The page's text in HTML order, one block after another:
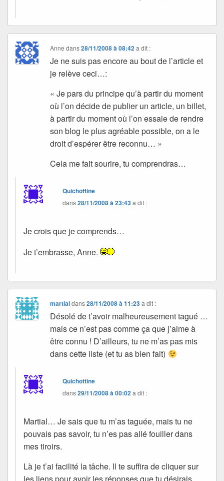
Anne dans28/11/2008 à 08:42 a dit :
Je ne suis pas encore au bout de l’article et
je relève ceci…:
« Je pars du principe qu’à partir du moment
où l’on décide de publier un article, un billet,
à partir du moment où l’on essaie de rendre
son blog le plus agréable possible, on a le
droit d’espérer être reconnu… »
Cela me fait sourire, tu comprendras…
Quichottine
dans28/11/2008 à 23:43a dit :
Je crois que je comprends…
Je t’embrasse, Anne.
martialdans28/11/2008 à 11:23 a dit :
Désolé de t’avoir malheureusement tagué …
mais ce n’est pas comme ça que j’aime à
être connu ! D’ailleurs, tu ne m’as pas mis
dans cette liste (et tu as bien fait)
Quichottine
dans29/11/2008 à 00:02a dit :
Martial… Je sais que tu m’as taguée, mais tu ne
pouvais pas savoir, tu n’es pas allé fouiller dans
mes tiroirs.
Là je t’ai facilité la tâche. Il te suffira de cliquer sur